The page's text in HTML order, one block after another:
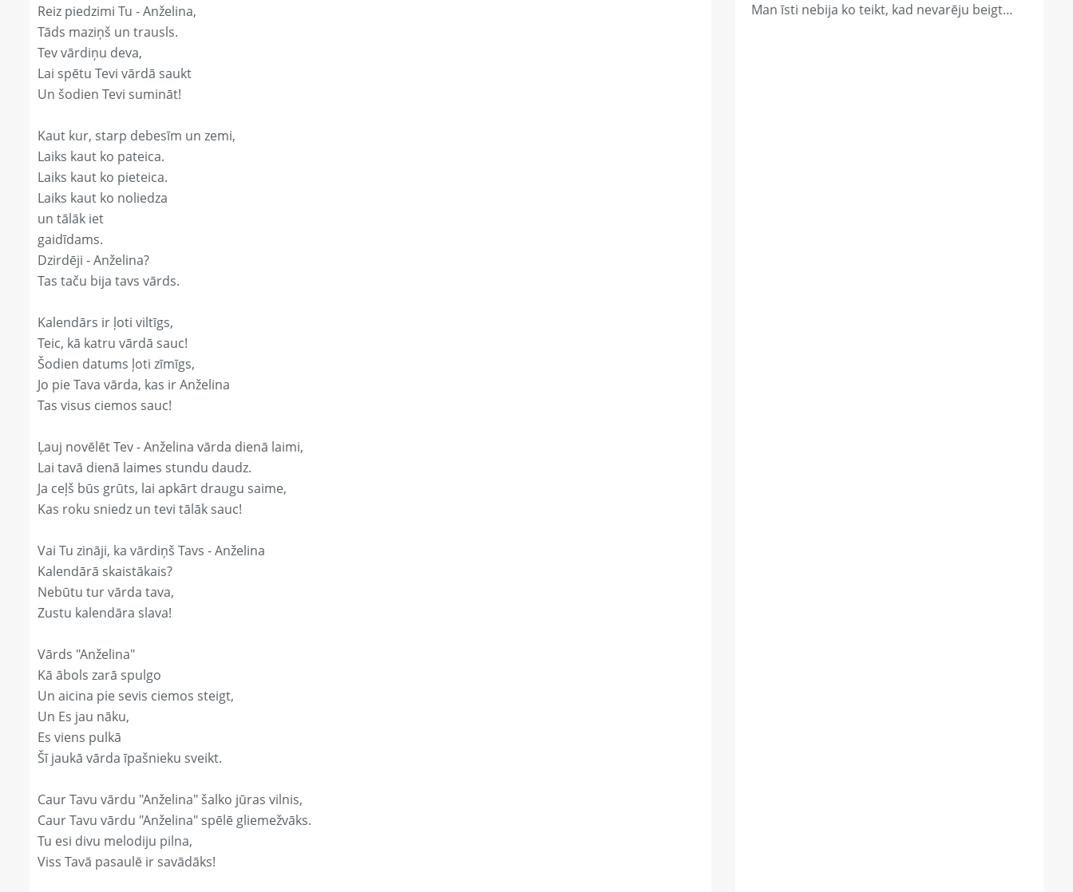
Reiz piedzimi Tu - Anželina,
Tāds maziņš un trausls.
Tev vārdiņu deva,
Lai spētu Tevi vārdā saukt
Un šodien Tevi sumināt!
Kaut kur, starp debesīm un zemi,
Laiks kaut ko pateica.
Laiks kaut ko pieteica.
Laiks kaut ko noliedza
un tālāk iet
gaidīdams.
Dzirdēji - Anželina?
Tas taču bija tavs vārds.
Kalendārs ir ļoti viltīgs,
Teic, kā katru vārdā sauc!
Šodien datums ļoti zīmīgs,
Jo pie Tava vārda, kas ir Anželina
Tas visus ciemos sauc!
Ļauj novēlēt Tev - Anželina vārda dienā laimi,
Lai tavā dienā laimes stundu daudz.
Ja ceļš būs grūts, lai apkārt draugu saime,
Kas roku sniedz un tevi tālāk sauc!
Vai Tu zināji, ka vārdiņš Tavs - Anželina
Kalendārā skaistākais?
Nebūtu tur vārda tava,
Zustu kalendāra slava!
Vārds "Anželina"
Kā ābols zarā spulgo
Un aicina pie sevis ciemos steigt,
Un Es jau nāku,
Es viens pulkā
Šī jaukā vārda īpašnieku sveikt.
Caur Tavu vārdu "Anželina" šalko jūras vilnis,
Caur Tavu vārdu "Anželina" spēlē gliemežvāks.
Tu esi divu melodiju pilna,
Viss Tavā pasaulē ir savādāks!
Man īsti nebija ko teikt, kad nevarēju beigt…